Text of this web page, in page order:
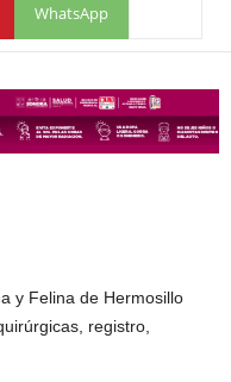
WhatsApp
y Felina de Hermosillo
registro,